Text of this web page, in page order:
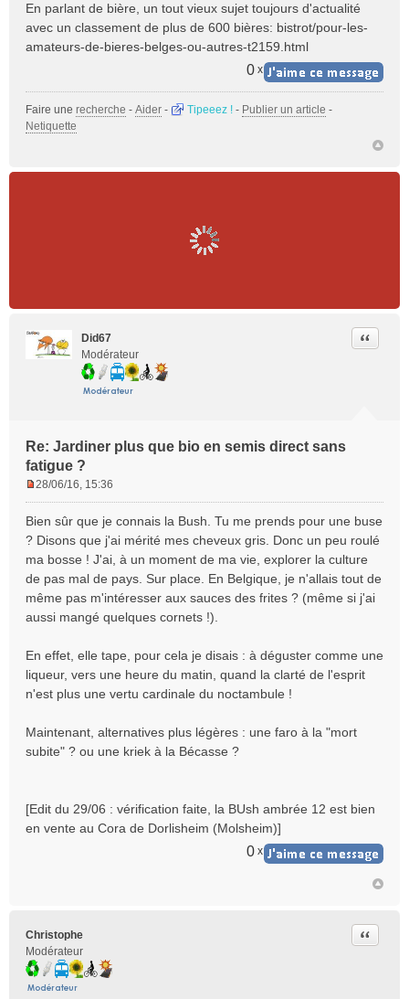
l
u
En parlant de bière, un tout vieux sujet toujours d'actualité
avec un classement de plus de 600 bières: bistrot/pour-les-
amateurs-de-bieres-belges-ou-autres-t2159.html
0 x
Faire une recherche - Aider - Tipeeez ! - Publier un article -
Netiquette
Did67
Modérateur
Re: Jardiner plus que bio en semis direct sans
fatigue ?
Citer
s
s
a
g
e
l
u
28/06/16, 15:36
Bien sûr que je connais la Bush. Tu me prends pour une buse
? Disons que j'ai mérité mes cheveux gris. Donc un peu roulé
ma bosse ! J'ai, à un moment de ma vie, explorer la culture
de pas mal de pays. Sur place. En Belgique, je n'allais tout de
même pas m'intéresser aux sauces des frites ? (même si j'ai
aussi mangé quelques cornets !).
En effet, elle tape, pour cela je disais : à déguster comme une
liqueur, vers une heure du matin, quand la clarté de l'esprit
n'est plus une vertu cardinale du noctambule !
Maintenant, alternatives plus légères : une faro à la "mort
subite" ? ou une kriek à la Bécasse ?
[Edit du 29/06 : vérification faite, la BUsh ambrée 12 est bien
en vente au Cora de Dorlisheim (Molsheim)]
0 x
Christophe
Modérateur
Citer